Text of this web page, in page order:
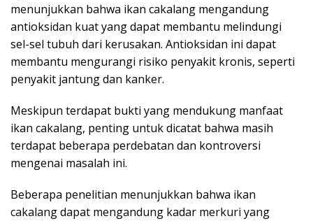
menunjukkan bahwa ikan cakalang mengandung
antioksidan kuat yang dapat membantu melindungi
sel-sel tubuh dari kerusakan. Antioksidan ini dapat
membantu mengurangi risiko penyakit kronis, seperti
penyakit jantung dan kanker.
Meskipun terdapat bukti yang mendukung manfaat
ikan cakalang, penting untuk dicatat bahwa masih
terdapat beberapa perdebatan dan kontroversi
mengenai masalah ini.
Beberapa penelitian menunjukkan bahwa ikan
cakalang dapat mengandung kadar merkuri yang